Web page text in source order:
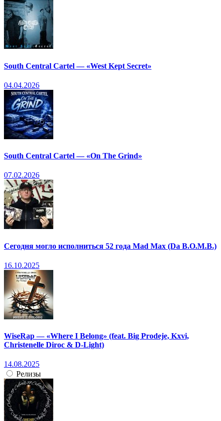
South Central Cartel — «West Kept Secret»
04.04.2026
South Central Cartel — «On The Grind»
07.02.2026
Сегодня могло исполниться 52 года Mad Max (Da B.O.M.B.)
16.10.2025
WiseRap — «Where I Belong» (feat. Big Prodeje, Kxvi,
Christenelle Diroc & D-Light)
14.08.2025
Релизы